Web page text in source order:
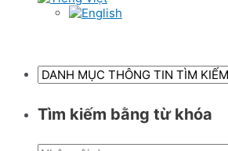
Tìm kiếm bằng từ khóa